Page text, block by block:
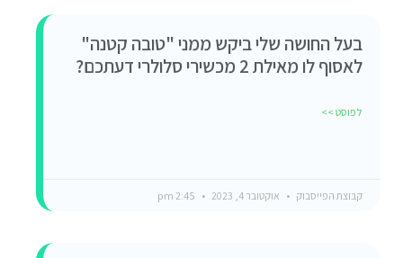
בעל החושה שלי ביקש ממני "טובה קטנה"
לאסוף לו מאילת 2 מכשירי סלולרי דעתכם?
לפוסט >>
קבוצת הפייסבוק אוקטובר 4, 2023